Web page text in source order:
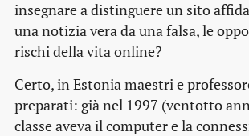
insegnare a distinguere un sito
una notizia vera da una falsa, le
rischi della vita online?
Certo, in Estonia maestri e
preparati: già nel 1997 (ventotto
classe aveva il computer e la